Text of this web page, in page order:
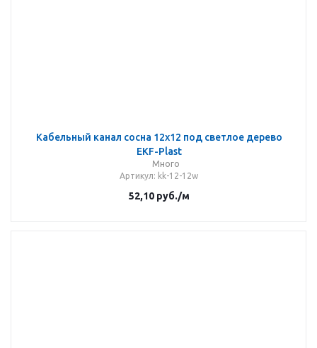
Кабельный канал сосна 12х12 под светлое дерево
EKF-Plast
Много
Артикул: kk-12-12w
52,10руб./м